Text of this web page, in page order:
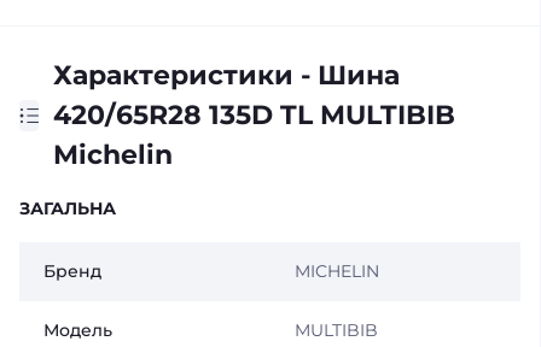
Характеристики - Шина
420/65R28 135D TL MULTIBIB
Michelin
ЗАГАЛЬНА
Бренд MICHELIN
Модель MULTIBIB